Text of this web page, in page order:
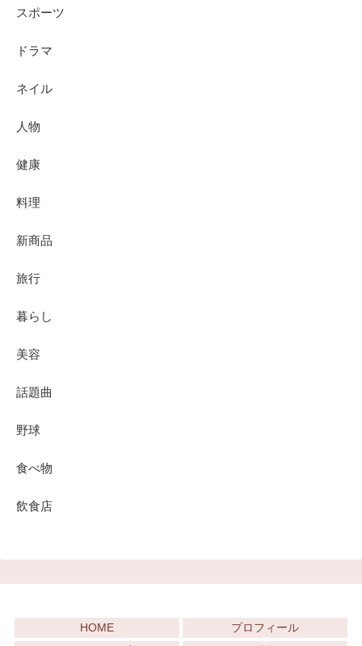
スポーツ
ドラマ
ネイル
人物
健康
料理
新商品
旅行
暮らし
美容
話題曲
野球
食べ物
飲食店
HOME
プロフィール